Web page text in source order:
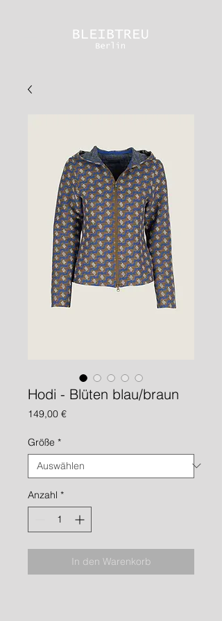
Hodi - Blüten blau/braun
149,00 €Preis
Größe *
Anzahl *
In den Warenkorb